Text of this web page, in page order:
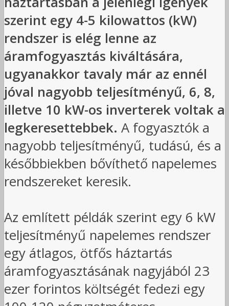
szerint egy 4-5 kilowattos (kW)
rendszer is elég lenne az
áramfogyasztás kiváltására,
ugyanakkor tavaly már az ennél
jóval nagyobb teljesítményű, 6, 8,
illetve 10 kW-os inverterek voltak a
legkeresettebbek. A fogyasztók a
nagyobb teljesítményű, tudású, és a
későbbiekben bővíthető napelemes
rendszereket keresik.
Az említett példák szerint egy 6 kW
teljesítményű napelemes rendszer
egy átlagos, ötfős háztartás
áramfogyasztásának nagyjából 23
ezer forintos költségét fedezi egy